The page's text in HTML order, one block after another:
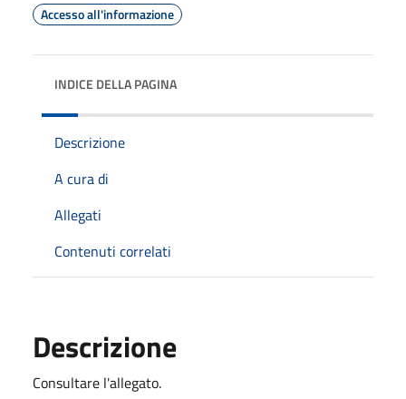
Accesso all'informazione
INDICE DELLA PAGINA
Descrizione
A cura di
Allegati
Contenuti correlati
Descrizione
Consultare l'allegato.